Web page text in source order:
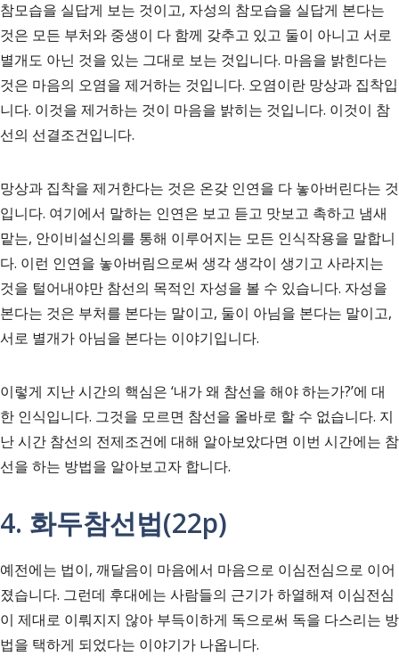
참모습을 실답게 보는 것이고, 자성의 참모습을 실답게 본다는
것은 모든 부처와 중생이 다 함께 갖추고 있고 둘이 아니고 서로
별개도 아닌 것을 있는 그대로 보는 것입니다. 마음을 밝힌다는
것은 마음의 오염을 제거하는 것입니다. 오염이란 망상과 집착입
니다. 이것을 제거하는 것이 마음을 밝히는 것입니다. 이것이 참
선의 선결조건입니다.
망상과 집착을 제거한다는 것은 온갖 인연을 다 놓아버린다는 것
입니다. 여기에서 말하는 인연은 보고 듣고 맛보고 촉하고 냄새
맡는, 안이비설신의를 통해 이루어지는 모든 인식작용을 말합니
다. 이런 인연을 놓아버림으로써 생각 생각이 생기고 사라지는
것을 털어내야만 참선의 목적인 자성을 볼 수 있습니다. 자성을
본다는 것은 부처를 본다는 말이고, 둘이 아님을 본다는 말이고,
서로 별개가 아님을 본다는 이야기입니다.
이렇게 지난 시간의 핵심은 ‘내가 왜 참선을 해야 하는가?’에 대
한 인식입니다. 그것을 모르면 참선을 올바로 할 수 없습니다. 지
난 시간 참선의 전제조건에 대해 알아보았다면 이번 시간에는 참
선을 하는 방법을 알아보고자 합니다.
4. 화두참선법(22p)
예전에는 법이, 깨달음이 마음에서 마음으로 이심전심으로 이어
졌습니다. 그런데 후대에는 사람들의 근기가 하열해져 이심전심
이 제대로 이뤄지지 않아 부득이하게 독으로써 독을 다스리는 방
법을 택하게 되었다는 이야기가 나옵니다.